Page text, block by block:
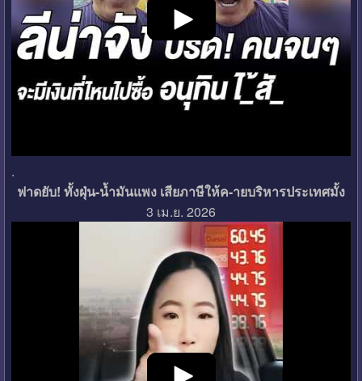
.
ฟาดยับ! ทั้งฝุ่น-น้ำมันแพง เสียภาษีให้ค-ายบริหารประเทศมั้ง
3 เม.ย. 2026